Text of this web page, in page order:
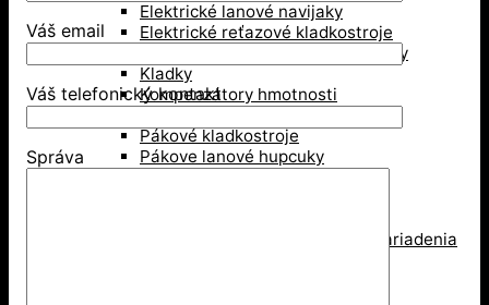
Elektrické lanové navijaky
Elektrické reťazové kladkostroje
Hrebeňové a hydraulické zdviháky
Kladky
Kompenzátory hmotnosti
Pákové kladkostroje
Pákove lanové hupcuky
Prísavky a Vakuové zdvíhacie zariadenia
Váš email
Váš telefonický kontakt
Správa